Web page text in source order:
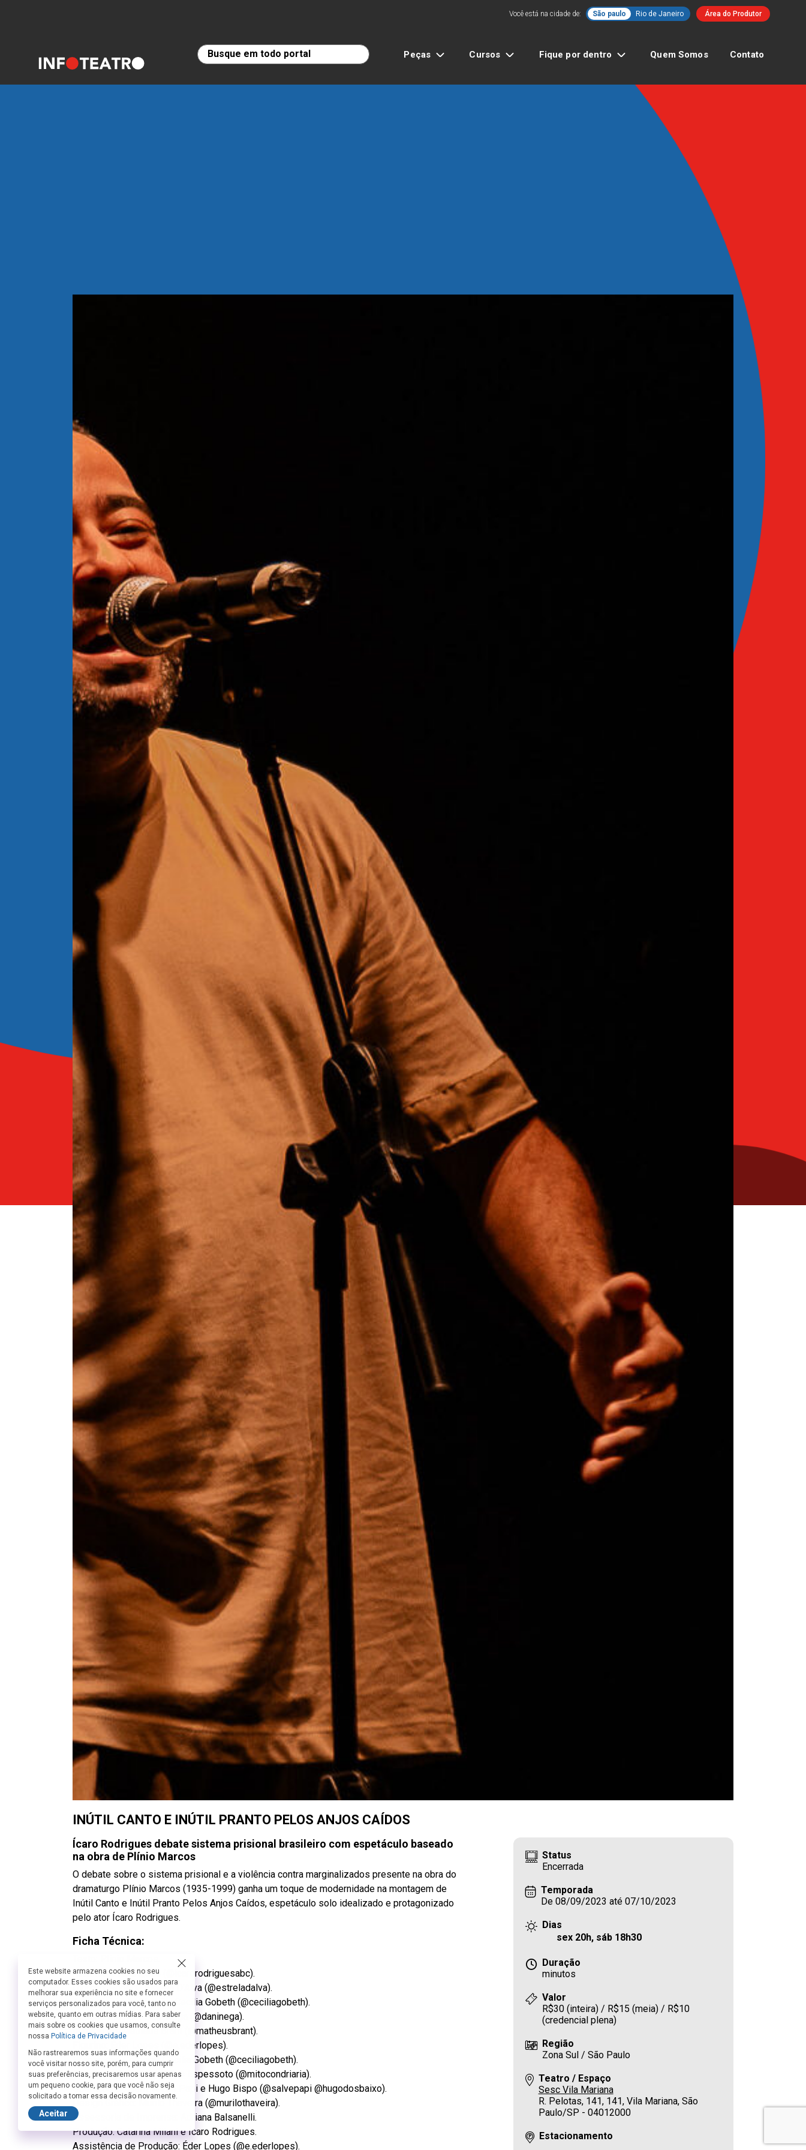
Você está na cidade de: São paulo Rio de Janeiro Área do Produtor
Peças Cursos Fique por dentro Quem Somos Contato
INÚTIL CANTO E INÚTIL PRANTO PELOS ANJOS CAÍDOS
Ícaro Rodrigues debate sistema prisional brasileiro com espetáculo baseado
na obra de Plínio Marcos
O debate sobre o sistema prisional e a violência contra marginalizados presente na obra do
dramaturgo Plínio Marcos (1935-1999) ganha um toque de modernidade na montagem de
Inútil Canto e Inútil Pranto Pelos Anjos Caídos, espetáculo solo idealizado e protagonizado
pelo ator Ícaro Rodrigues.
Ficha Técnica:
Ator: Ícaro Rodrigues (@icarorodriguesabc).
Direção: Roberta Estrela D’Alva (@estreladalva).
Assistência de Direção: Cecília Gobeth (@ceciliagobeth).
Direção Musical: Dani Nega (@daninega).
Iluminação: Matheus Brant (@matheusbrant).
Figurino: Éder Lopes (@e.ederlopes).
Preparação Corporal: Cecília Gobeth (@ceciliagobeth).
Operação de Luz: Matheus Espessoto (@mitocondriaria).
Operação de Som: André Papi e Hugo Bispo (@salvepapi @hugodosbaixo).
Design Gráfico: Murilo Thaveira (@murilothaveira).
Assessoria de Imprensa: Adriana Balsanelli.
Produção: Catarina Milani e Ícaro Rodrigues.
Assistência de Produção: Éder Lopes (@e.ederlopes).
Status
Encerrada
Temporada
De 08/09/2023 até 07/10/2023
Dias
sex 20h, sáb 18h30
Duração
minutos
Valor
R$30 (inteira) / R$15 (meia) / R$10
(credencial plena)
Região
Zona Sul / São Paulo
Teatro / Espaço
Sesc Vila Mariana
R. Pelotas, 141, 141, Vila Mariana, São
Paulo/SP - 04012000
Estacionamento
Este website armazena cookies no seu
computador. Esses cookies são usados para
melhorar sua experiência no site e fornecer
serviços personalizados para você, tanto no
website, quanto em outras mídias. Para saber
mais sobre os cookies que usamos, consulte
nossa Política de Privacidade
Não rastrearemos suas informações quando
você visitar nosso site, porém, para cumprir
suas preferências, precisaremos usar apenas
um pequeno cookie, para que você não seja
solicitado a tomar essa decisão novamente.
Aceitar